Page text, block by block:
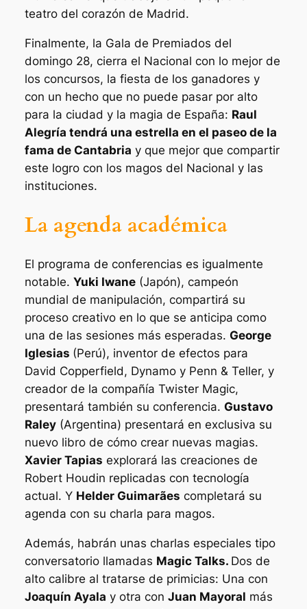
teatro del corazón de Madrid.
Finalmente, la Gala de Premiados del
domingo 28, cierra el Nacional con lo mejor de
los concursos, la fiesta de los ganadores y
con un hecho que no puede pasar por alto
para la ciudad y la magia de España: Raul
Alegría tendrá una estrella en el paseo de la
fama de Cantabria y que mejor que compartir
este logro con los magos del Nacional y las
instituciones.
La agenda académica
El programa de conferencias es igualmente
notable. Yuki Iwane(Japón), campeón
mundial de manipulación, compartirá su
proceso creativo en lo que se anticipa como
una de las sesiones más esperadas. George
Iglesias (Perú), inventor de efectos para
David Copperfield, Dynamo y Penn & Teller, y
creador de la compañía Twister Magic,
presentará también su conferencia. Gustavo
Raley(Argentina) presentará en exclusiva su
nuevo libro de cómo crear nuevas magias.
Xavier Tapias explorará las creaciones de
Robert Houdin replicadas con tecnología
actual. Y Helder Guimarães completará su
agenda con su charla para magos.
Además, habrán unas charlas especiales tipo
conversatorio llamadas Magic Talks. Dos de
alto calibre al tratarse de primicias: Una con
Joaquín Ayala y otra con Juan Mayoral más